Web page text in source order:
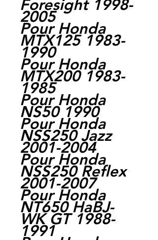
Foresight 1998-
2005
Pour Honda
MTX125 1983-
1990
Pour Honda
MTX200 1983-
1985
Pour Honda
NS50 1990
Pour Honda
NSS250 Jazz
2001-2004
Pour Honda
NSS250 Reflex
2001-2007
Pour Honda
NT650 HaBJ-
WK GT 1988-
1991